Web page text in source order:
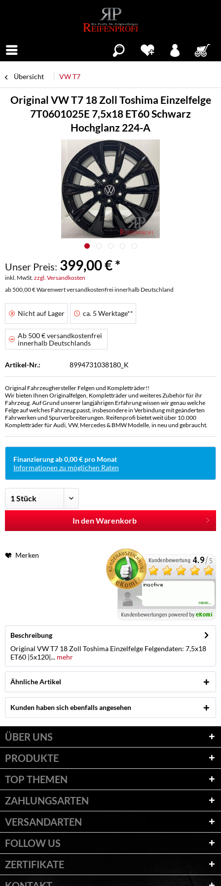
Übersicht VW T7
Original VW T7 18 Zoll Toshima Einzelfelge
7T0601025E 7,5x18 ET60 Schwarz
Hochglanz 224-A
Unser Preis: 399,00 € *
inkl. MwSt. zzgl. Versandkosten
ab 500,00 € Warenwert versandkostenfrei innerhalb Deutschland
Nicht auf Lager ca. 5 Werktage**
Ab 500 € versandkostenfrei
innerhalb Deutschlands
Artikel-Nr.: 8994731038180_K
Original Fahrzeughersteller Felgen und Kompletträder!!
Wir bieten Ihnen Originalfelgen, Kompletträder und weiteres Zubehör für ihr
Fahrzeug. Auf Grund unserer langjährigen Erfahrung wissen wir genau welche
Felge auf welches Fahrzeug passt, insbesondere in Verbindung mit geänderten
Fahrwerken und Spurverbreiterungen. Reifenprofi bietet weit über 10.000
Kompletträder für Audi, VW, Mercedes & BMW Modelle, in neu und gebraucht.
Finanzierung ab 0,00 € pro Monat
Informationen zu möglichen Raten
In den Warenkorb
Merken
Beschreibung
Original VW T7 18 Zoll Toshima Einzelfelge Felgendaten: 7,5x18
ET60 |5x120|... mehr
Ähnliche Artikel
Kunden haben sich ebenfalls angesehen
ÜBER UNS
PRODUKTE
TOP THEMEN
ZAHLUNGSARTEN
VERSANDARTEN
FOLLOW US
ZERTIFIKATE